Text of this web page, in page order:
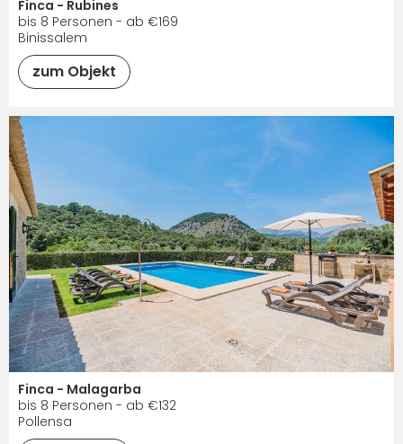
Finca - Rubines
bis 8 Personen - ab €169
Binissalem
zum Objekt
Finca - Malagarba
bis 8 Personen - ab €132
Pollensa